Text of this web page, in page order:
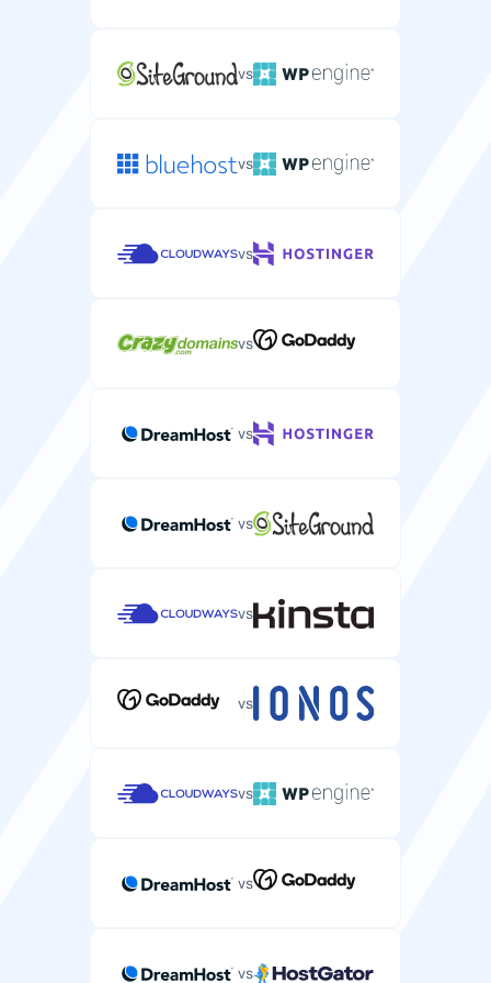
E-posta kişilerini depolamak ve düzenlemek için kişi
Yapılacaklar listesi oluşturmak ve takip etmek için
Güvenlik
100%
E-posta hizmetinizin çalışma süresini garanti eden
—
Gelen kutunuzu istenmeyen e-postalardan korumak
için gelişmiş spam filtreleme.
—
Tüm gelen ve giden e-posta ekleri için virüs taraması.
vs
vs
vs
vs
vs
vs
vs
vs
vs
vs
vs